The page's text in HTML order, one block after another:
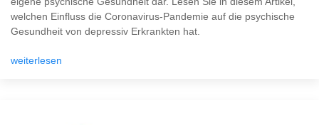
welchen Einfluss die Coronavirus-Pandemie auf die psychische
Gesundheit von depressiv Erkrankten hat.
weiterlesen